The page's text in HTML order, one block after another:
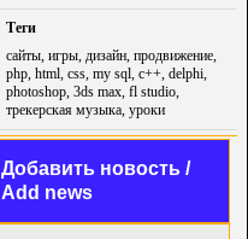
Теги
сайты, игры, дизайн, продвижение,
php, html, css, my sql, c++, delphi,
photoshop, 3ds max, fl studio,
трекерская музыка, уроки
Добавить новость /
Add news